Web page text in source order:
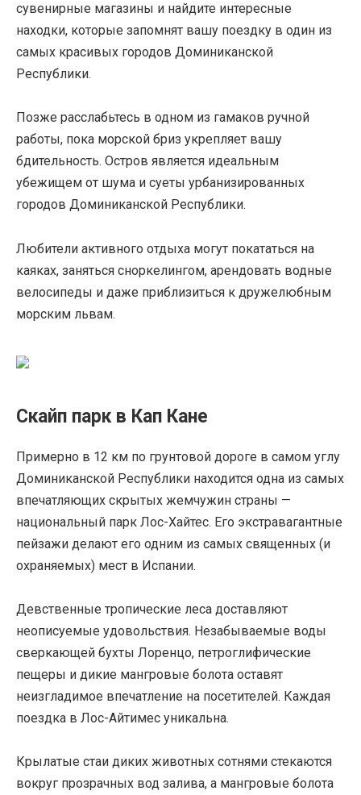
сувенирные магазины и найдите интересные
находки, которые запомнят вашу поездку в один из
самых красивых городов Доминиканской
Республики.
Позже расслабьтесь в одном из гамаков ручной
работы, пока морской бриз укрепляет вашу
бдительность. Остров является идеальным
убежищем от шума и суеты урбанизированных
городов Доминиканской Республики.
Любители активного отдыха могут покататься на
каяках, заняться сноркелингом, арендовать водные
велосипеды и даже приблизиться к дружелюбным
морским львам.
Скайп парк в Кап Кане
Примерно в 12 км по грунтовой дороге в самом углу
Доминиканской Республики находится одна из самых
впечатляющих скрытых жемчужин страны —
национальный парк Лос-Хайтес. Его экстравагантные
пейзажи делают его одним из самых священных (и
охраняемых) мест в Испании.
Девственные тропические леса доставляют
неописуемые удовольствия. Незабываемые воды
сверкающей бухты Лоренцо, петроглифические
пещеры и дикие мангровые болота оставят
неизгладимое впечатление на посетителей. Каждая
поездка в Лос-Айтимес уникальна.
Крылатые стаи диких животных сотнями стекаются
вокруг прозрачных вод залива, а мангровые болота